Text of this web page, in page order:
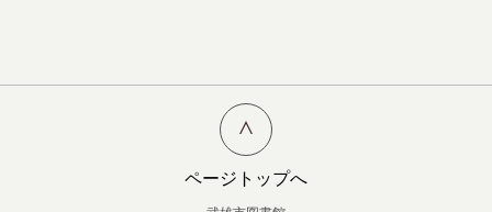
ページトップへ